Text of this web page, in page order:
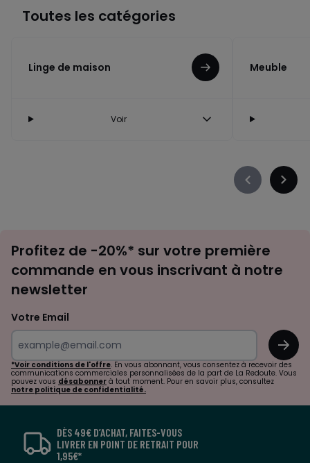
Toutes les catégories
Linge de maison
Voir
Meuble
Précédent
gauche
newsletter
Profitez de -20%* sur votre première
commande en vous inscrivant à notre
newsletter
Votre Email
OK
*Voir conditions de l'offre. En vous abonnant, vous consentez à recevoir des
communications commerciales personnalisées de la part de La Redoute. Vous
pouvez vous désabonner à tout moment. Pour en savoir plus, consultez
notre politique de confidentialité.
DÈS 49€ D’ACHAT, FAITES-VOUS
LIVRER EN POINT DE RETRAIT POUR
1,95€*